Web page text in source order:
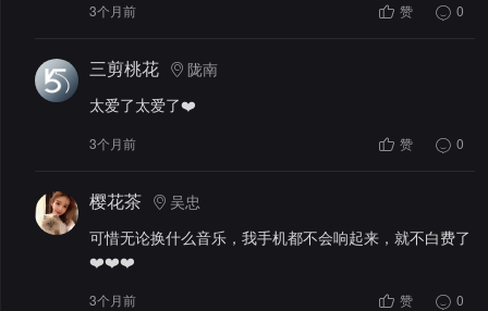
3个月前 赞 0
三剪桃花
陇南
太爱了太爱了❤️
3个月前 赞 0
樱花茶
吴忠
可惜无论换什么音乐，我手机都不会响起来，就不白费了
❤️❤️❤️
3个月前 赞 0